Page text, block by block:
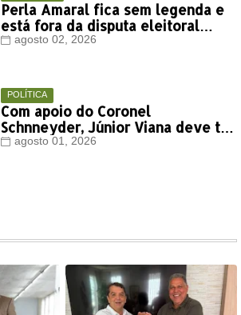
Perla Amaral fica sem legenda e
está fora da disputa eleitoral
deste ano
agosto 02, 2026
POLÍTICA
Com apoio do Coronel
Schnneyder, Júnior Viana deve ter
votação expressiva em Timon
agosto 01, 2026